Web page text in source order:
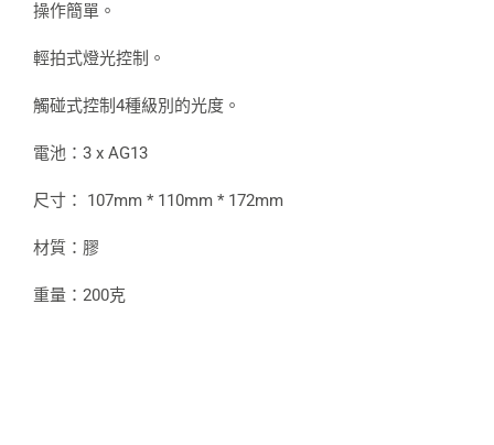
操作簡單。
輕拍式燈光控制。
觸碰式控制4種級別的光度。
電池：3 x AG13
尺寸： 107mm * 110mm * 172mm
材質：膠
重量：200克